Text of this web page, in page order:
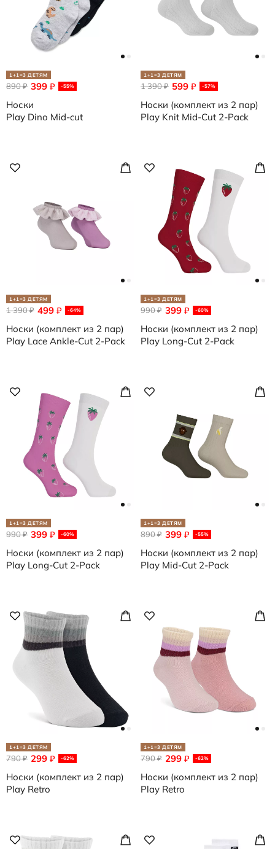
1+1=3 ДЕТЯМ
399 ₽ -55%
890₽
Носки
Play Dino Mid-cut
1+1=3 ДЕТЯМ
599 ₽ -57%
1 390₽
Носки (комплект из 2 пар)
Play Knit Mid-Cut 2-Pack
1+1=3 ДЕТЯМ
499 ₽ -64%
1 390₽
Носки (комплект из 2 пар)
Play Lace Ankle-Cut 2-Pack
1+1=3 ДЕТЯМ
399 ₽ -60%
990₽
Носки (комплект из 2 пар)
Play Long-Cut 2-Pack
1+1=3 ДЕТЯМ
399 ₽ -60%
990₽
Носки (комплект из 2 пар)
Play Long-Cut 2-Pack
1+1=3 ДЕТЯМ
399 ₽ -55%
890₽
Носки (комплект из 2 пар)
Play Mid-Cut 2-Pack
1+1=3 ДЕТЯМ
299 ₽ -62%
790₽
Носки (комплект из 2 пар)
Play Retro
1+1=3 ДЕТЯМ
299 ₽ -62%
790₽
Носки (комплект из 2 пар)
Play Retro